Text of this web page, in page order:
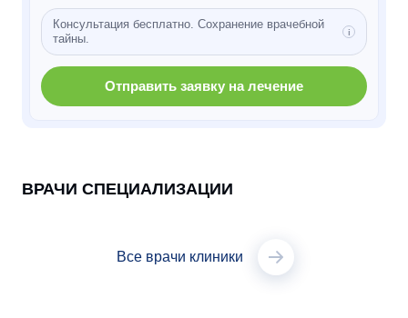
Консультация бесплатно. Сохранение врачебной
тайны.
Отправить заявку на лечение
ВРАЧИ СПЕЦИАЛИЗАЦИИ
Все врачи клиники